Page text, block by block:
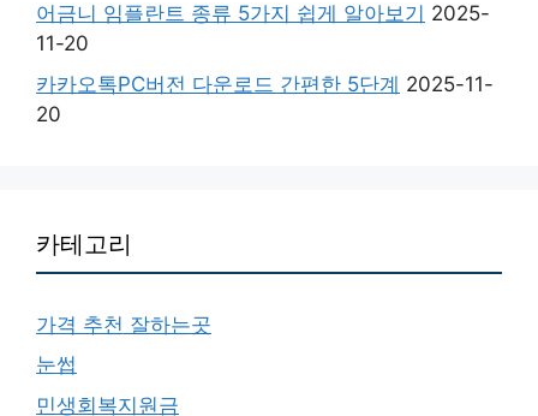
어금니 임플란트 종류 5가지 쉽게 알아보기 2025-
11-20
카카오톡PC버전 다운로드 간편한 5단계 2025-11-
20
카테고리
가격 추천 잘하는곳
눈썹
민생회복지원금